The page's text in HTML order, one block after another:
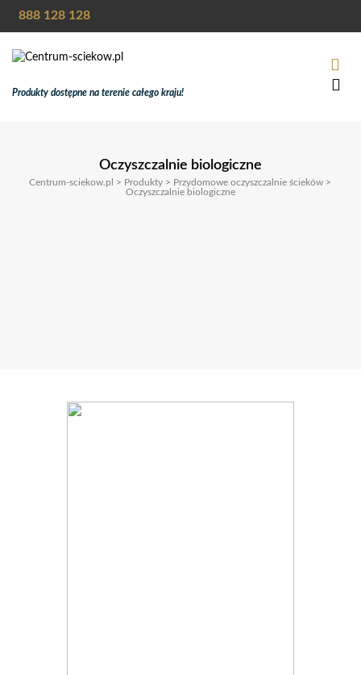
888 128 128
Produkty dostępne na terenie całego kraju!
Oczyszczalnie biologiczne
Centrum-sciekow.pl > Produkty > Przydomowe oczyszczalnie ścieków >
Oczyszczalnie biologiczne